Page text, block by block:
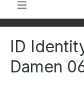
ID
Damen